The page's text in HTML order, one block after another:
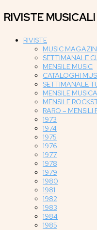
RIVISTE MUSICALI
RIVISTE
MUSIC
SETTIMANALE
MENSILE MUSIC
CATALOGHI
SETTIMANALE
MENSILE
MENSILE
RARO – MENSILI
1973
1974
1975
1976
1977
1978
1979
1980
1981
1982
1983
1984
1985